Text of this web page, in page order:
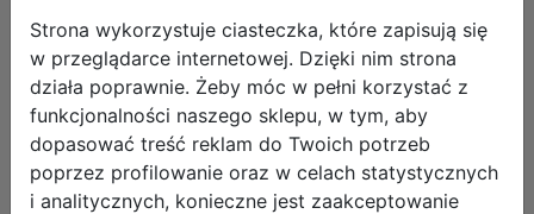
29,30 zł
DO KOSZYKA
Strona wykorzystuje ciasteczka, które zapisują się
w przeglądarce internetowej. Dzięki nim strona
działa poprawnie. Żeby móc w pełni korzystać z
funkcjonalności naszego sklepu, w tym, aby
dopasować treść reklam do Twoich potrzeb
poprzez profilowanie oraz w celach statystycznych
i analitycznych, konieczne jest zaakceptowanie